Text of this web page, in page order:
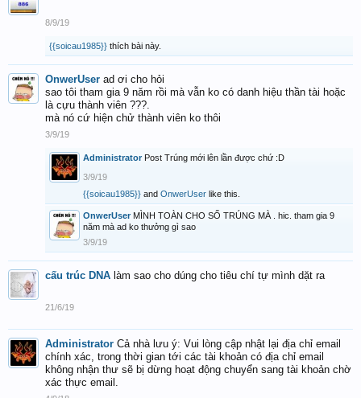
8/9/19
{{soicau1985}} thích bài này.
OnwerUser ad ơi cho hỏi
sao tôi tham gia 9 năm rồi mà vẫn ko có danh hiệu thần tài hoặc
là cựu thành viên ???.
mà nó cứ hiện chử thành viên ko thôi
3/9/19
Administrator Post Trúng mới lên lần được chứ :D
3/9/19
{{soicau1985}} and OnwerUser like this.
OnwerUser MÌNH TOÀN CHO SỐ TRÚNG MÀ . hic. tham gia 9
năm mà ad ko thưởng gì sao
3/9/19
cấu trúc DNA làm sao cho dúng cho tiêu chí tự mình dặt ra
21/6/19
Administrator Cả nhà lưu ý: Vui lòng cập nhật lại địa chỉ email
chính xác, trong thời gian tới các tài khoản có địa chỉ email
không nhận thư sẽ bị dừng hoạt động chuyển sang tài khoản chờ
xác thực email.